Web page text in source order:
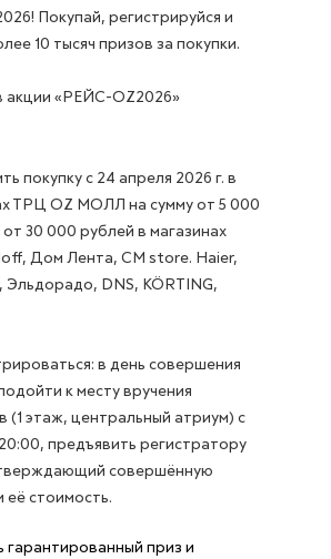
Покупай, регистрируйся и
10 тысяч призов за покупки.
акции «РЕЙС-OZ2026»
покупку с 24 апреля 2026 г. в
ТРЦ OZ МОЛЛ на сумму от 5 000
30 000 рублей в магазинах
Дом Лента, CM store. Haier,
Эльдорадо, DNS, KÖRTING,
в день совершения
к месту вручения
(1 этаж, центральный атриум) с
предъявить регистратору
совершённую
её стоимость.
гарантированный приз и